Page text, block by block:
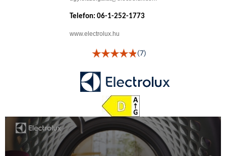
Telefon: 06-1-252-1773
www.electrolux.hu
(7)